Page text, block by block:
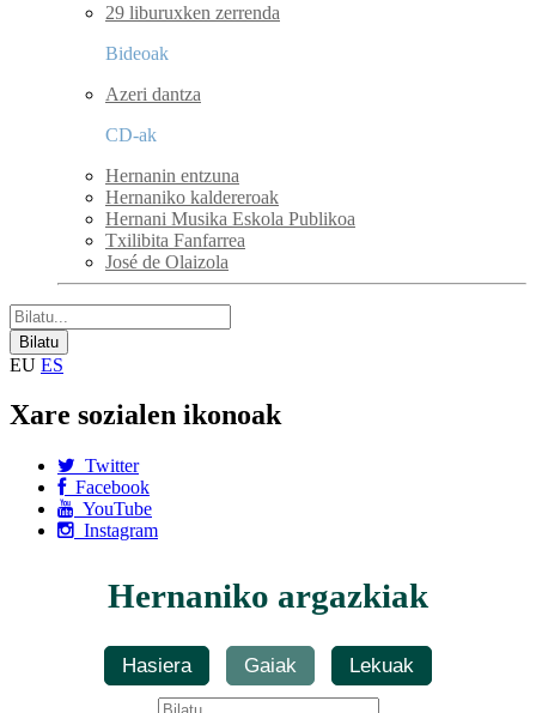
29 liburuxken zerrenda
Bideoak
Azeri dantza
CD-ak
Hernanin entzuna
Hernaniko kaldereroak
Hernani Musika Eskola Publikoa
Txilibita Fanfarrea
José de Olaizola
EU ES
Xare sozialen ikonoak
Twitter
Facebook
YouTube
Instagram
Hernaniko argazkiak
Hasiera Gaiak Lekuak